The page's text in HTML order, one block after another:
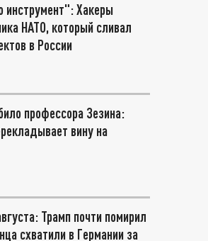
инструмент": Хакеры
НАТО, который сливал
в России
профессора Зезина:
вину на
Трамп почти помирил
схватили в Германии за